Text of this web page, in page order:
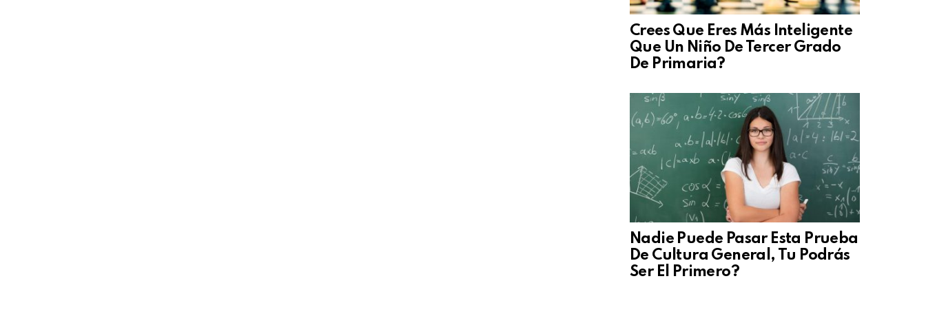
Crees Que Eres Más Inteligente
Que Un Niño De Tercer Grado
De Primaria?
Nadie Puede Pasar Esta Prueba
De Cultura General, Tu Podrás
Ser El Primero?